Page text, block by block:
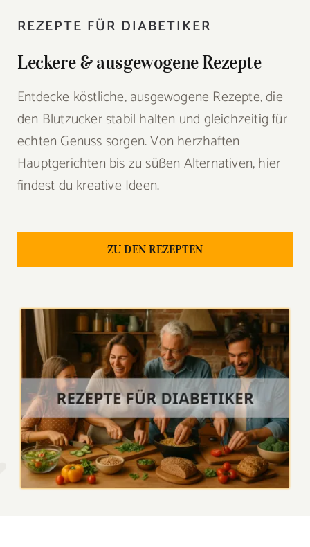
REZEPTE FÜR DIABETIKER
Leckere & ausgewogene Rezepte
Entdecke köstliche, ausgewogene Rezepte, die
den Blutzucker stabil halten und gleichzeitig für
echten Genuss sorgen. Von herzhaften
Hauptgerichten bis zu süßen Alternativen, hier
findest du kreative Ideen.
ZU DEN REZEPTEN